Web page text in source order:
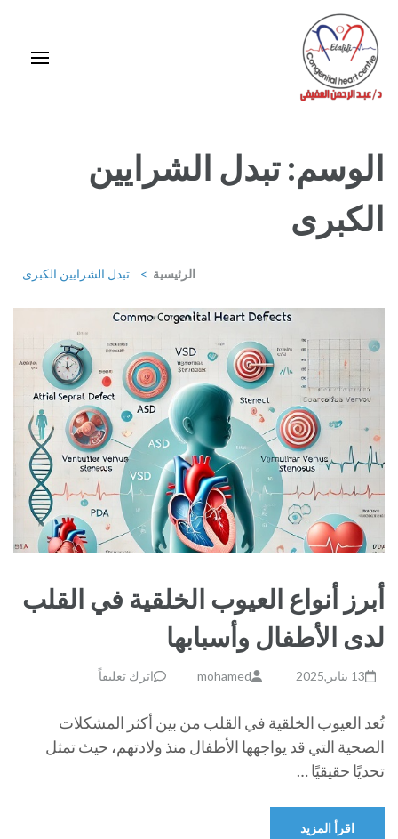
المحتوى
(اضغط
Enter)
الوسم:تبدل الشرايين
الكبرى
الرئيسية > تبدل الشرايين الكبرى
أبرز أنواع العيوب الخلقية في القلب
لدى الأطفال وأسبابها
13 يناير,2025 mohamed اترك تعليقاً
تُعد العيوب الخلقية في القلب من بين أكثر المشكلات
الصحية التي قد يواجهها الأطفال منذ ولادتهم، حيث تمثل
تحديًا حقيقيًا …
اقرأ المزيد